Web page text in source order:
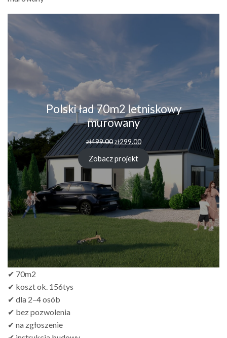
Polski ład 70m2 letniskowy
murowany
zł499.00 zł299.00
Zobacz projekt
✔ 70m2
✔ koszt ok. 156tys
✔ dla 2–4 osób
✔ bez pozwolenia
✔ na zgłoszenie